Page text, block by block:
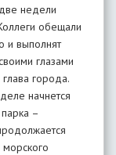
недели
обещали
и выполнят
глазами
города.
начнется
–